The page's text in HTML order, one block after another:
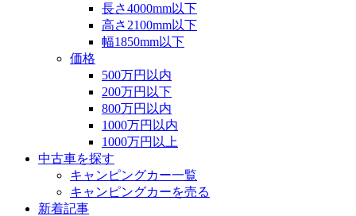
長さ4000mm以下
高さ2100mm以下
幅1850mm以下
価格
500万円以内
200万円以下
800万円以内
1000万円以内
1000万円以上
中古車を探す
キャンピングカー一覧
キャンピングカーを売る
新着記事